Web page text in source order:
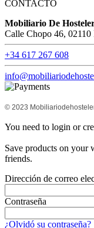
CONTACTO
Mobiliario De
Calle Chopo 46,
+34 617 267 608
© 2023
You need to login or
Save products on your
friends.
Dirección de correo
Contraseña
¿Olvidó su contraseña?